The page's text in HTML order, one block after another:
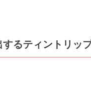
るティントリッ